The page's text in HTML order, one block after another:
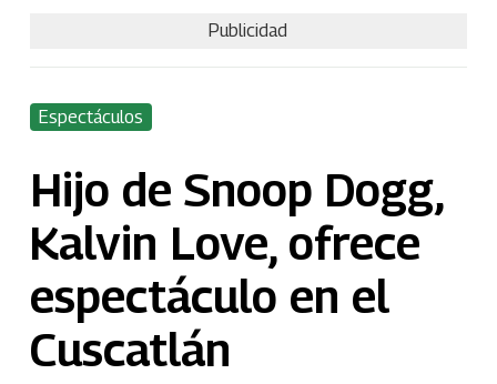
Publicidad
Espectáculos
Hijo de Snoop Dogg,
Kalvin Love, ofrece
espectáculo en el
Cuscatlán